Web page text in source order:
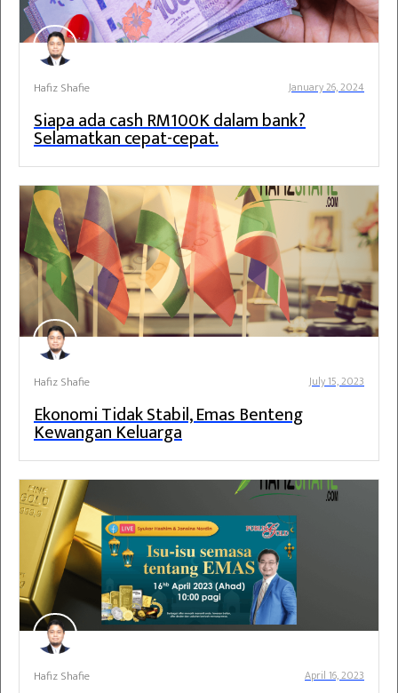
Hafiz Shafie January 26, 2024
Siapa ada cash RM100K dalam bank?
Selamatkan cepat-cepat.
Hafiz Shafie July 15, 2023
Ekonomi Tidak Stabil, Emas Benteng
Kewangan Keluarga
Hafiz Shafie April 16, 2023